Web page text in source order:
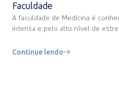
Faculdade
A faculdade de Medicina é
intensa e pelo alto nível de
Continue lendo